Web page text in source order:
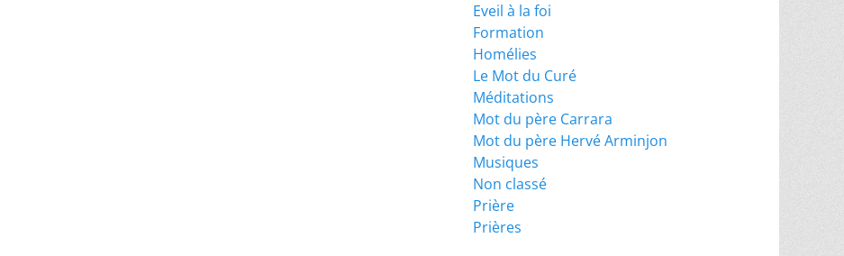
Eveil à la foi
Formation
Homélies
Le Mot du Curé
Méditations
Mot du père Carrara
Mot du père Hervé Arminjon
Musiques
Non classé
Prière
Prières